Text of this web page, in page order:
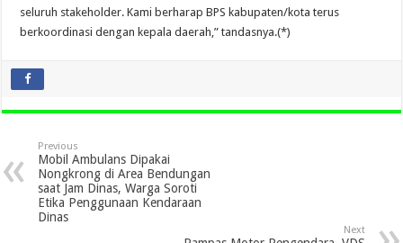
seluruh stakeholder. Kami berharap BPS kabupaten/kota terus
berkoordinasi dengan kepala daerah,” tandasnya.(*)
Previous
Mobil Ambulans Dipakai
Nongkrong di Area Bendungan
saat Jam Dinas, Warga Soroti
Etika Penggunaan Kendaraan
Dinas
Next